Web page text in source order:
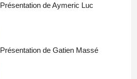
Présentation de Aymeric Luc
Présentation de Gatien Massé